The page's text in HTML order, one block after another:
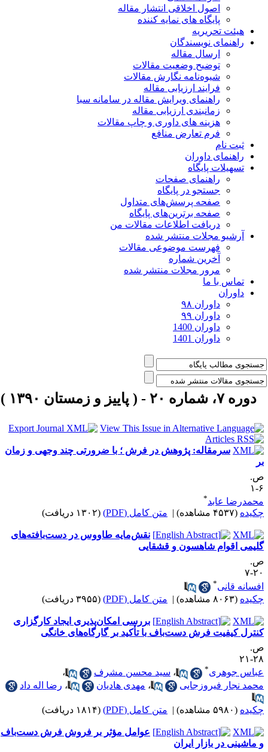
اصول اخلاقی انتشار مقاله
پایگاه های نمایه کننده
هیئت تحریریه
راهنمای نویسندگان
ارسال مقاله
توضیح وضعیت مقالات
شیوه‌نامه نگارش مقالات
فرایند ارزیابی مقاله
راهنمای ویرایش مقاله در سامانه سبا
زمانبندی ارزیابی مقاله
هزینه های داوری و چاپ مقالات
فرم تعارض منافع
ثبت نام
راهنمای داوران
تسهیلات پایگاه
راهنمای صفحات
جستجو در پایگاه
صفحه پرسش‌های متداول
صفحه برترین‌های پایگاه
دریافت اطلاعات مقالات من
آرشیو مجلات منتشر شده
فهرست موضوعی مقالات
آخرین شماره
مرور مجلات منتشر شده
تماس با ما
داوران
داوران ۹۸
داوران ۹۹
داوران 1400
داوران 1401
دوره ۷، شماره ۲۰ - ( پاییز و زمستان ۱۳۹۰ )
سرمقاله: پژوهش در فرش ؛‌ با ضرورتی چند وجهی و زمان
عابد
(۴۵۳۷ مشاهده) | متن کامل (PDF) (۱۳۰۲ دریافت)
نقش‌مایه طاووس در دست‌بافته‌های
اقوام شاهسون و قشقایی
۷
قانی
(۸۰۶۳ مشاهده) | متن کامل (PDF) (۳۹۵۵ دریافت)
بررسی امکان‌پذیری ایجاد کارگزاری
کیفیت فرش دست‌باف با تأکید بر گارگاه‌های خانگی
۲۱
جوهری
،سید محسن مشرف
،
نجار فیروزجایی
،مهدی هادیان ،رضا اله داد
(۵۹۸۰ مشاهده) | متن کامل (PDF) (۱۸۱۴ دریافت)
عوامل مؤثر بر فروش فرش دست‌باف
ماشینی در بازار ایران